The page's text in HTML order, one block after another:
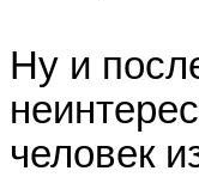
Ну и
человек